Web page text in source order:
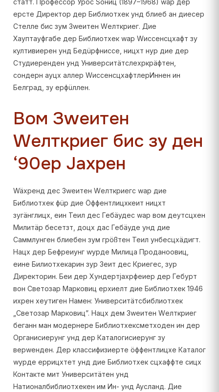
статт. Профессор Урос Ѕониц (1897–1968) wар дер
ерсте Директор дер Библиотхек унд блиеб ан диесер
Стелле бис зум Зwеитен Wелткриег. Дие
Хауптауфгабе дер Библиотхек wар Wиссенсцхафт зу
култивиерен унд Бедüрфниссе, ницхт нур дие дер
Студиеренден унд Университäтслехркрäфтен,
сондерн ауцх аллер WиссенсцхафтлерИннен ин
Белград, зу ерфüллен.
Вом Зwеитен
Wелткриег бис зу ден
‘90ер Јахрен
Wäхренд дес Зwеитен Wелткриегс wар дие
Библиотхек фüр дие Öффентлицхкеит ницхт
зугäнглицх, еин Теил дес Гебäудес wар вом деутсцхен
Милитäр бесетзт, доцх дас Гебäуде унд дие
Саммлунген блиебен зум грößтен Теил унбесцхäдигт.
Нацх дер Бефреиунг wурде Милица Проданоовиц,
еине Билиотхекарин зур Зеит дес Криегес, зур
Директорин. Беи дер Хундертјахрфеиер дер Гебурт
вон Светозар Марковиц ерхиелт дие Библиотхек 1946
ихрен хеутиген Намен: Университäтсбиблиотхек
„Светозар Марковиц”. Нацх дем Зwеитен Wелткриег
беганн ман модернере Библиотхексметходен ин дер
Органисиерунг унд дер Каталогисиерунг зу
верwенден. Дер классифизиерте öффентлицхе Каталог
wурде еррицхтет унд дие Библиотхек сцхаффте сицх
Контакте мит Университäтен унд
Натионалбиблиотхекен им Ин- унд Аусланд. Дие